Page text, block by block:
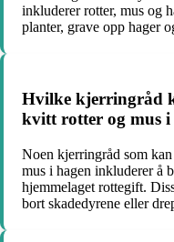
inkluderer rotter, mus og
planter, grave opp hager
Hvilke kjerringråd
kvitt rotter og mus i
Noen kjerringråd som
mus i hagen inkluderer å
hjemmelaget rottegift.
bort skadedyrene eller